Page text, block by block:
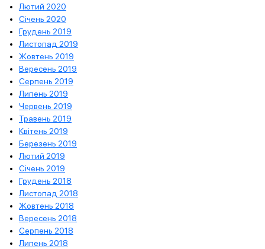
Лютий 2020
Січень 2020
Грудень 2019
Листопад 2019
Жовтень 2019
Вересень 2019
Серпень 2019
Липень 2019
Червень 2019
Травень 2019
Квітень 2019
Березень 2019
Лютий 2019
Січень 2019
Грудень 2018
Листопад 2018
Жовтень 2018
Вересень 2018
Серпень 2018
Липень 2018